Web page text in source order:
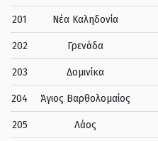
201 Νέα Καληδονία
202 Γρενάδα
203 Δομινίκα
204 Άγιος Βαρθολομαίος
205 Λάος